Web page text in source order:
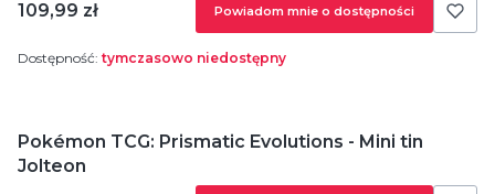
Cena
109,99 zł Powiadom mnie o dostępności
Dostępność: tymczasowo niedostępny
Pokémon TCG: Prismatic Evolutions - Mini tin
Jolteon